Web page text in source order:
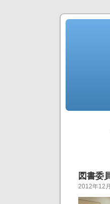
図書委
2012年12